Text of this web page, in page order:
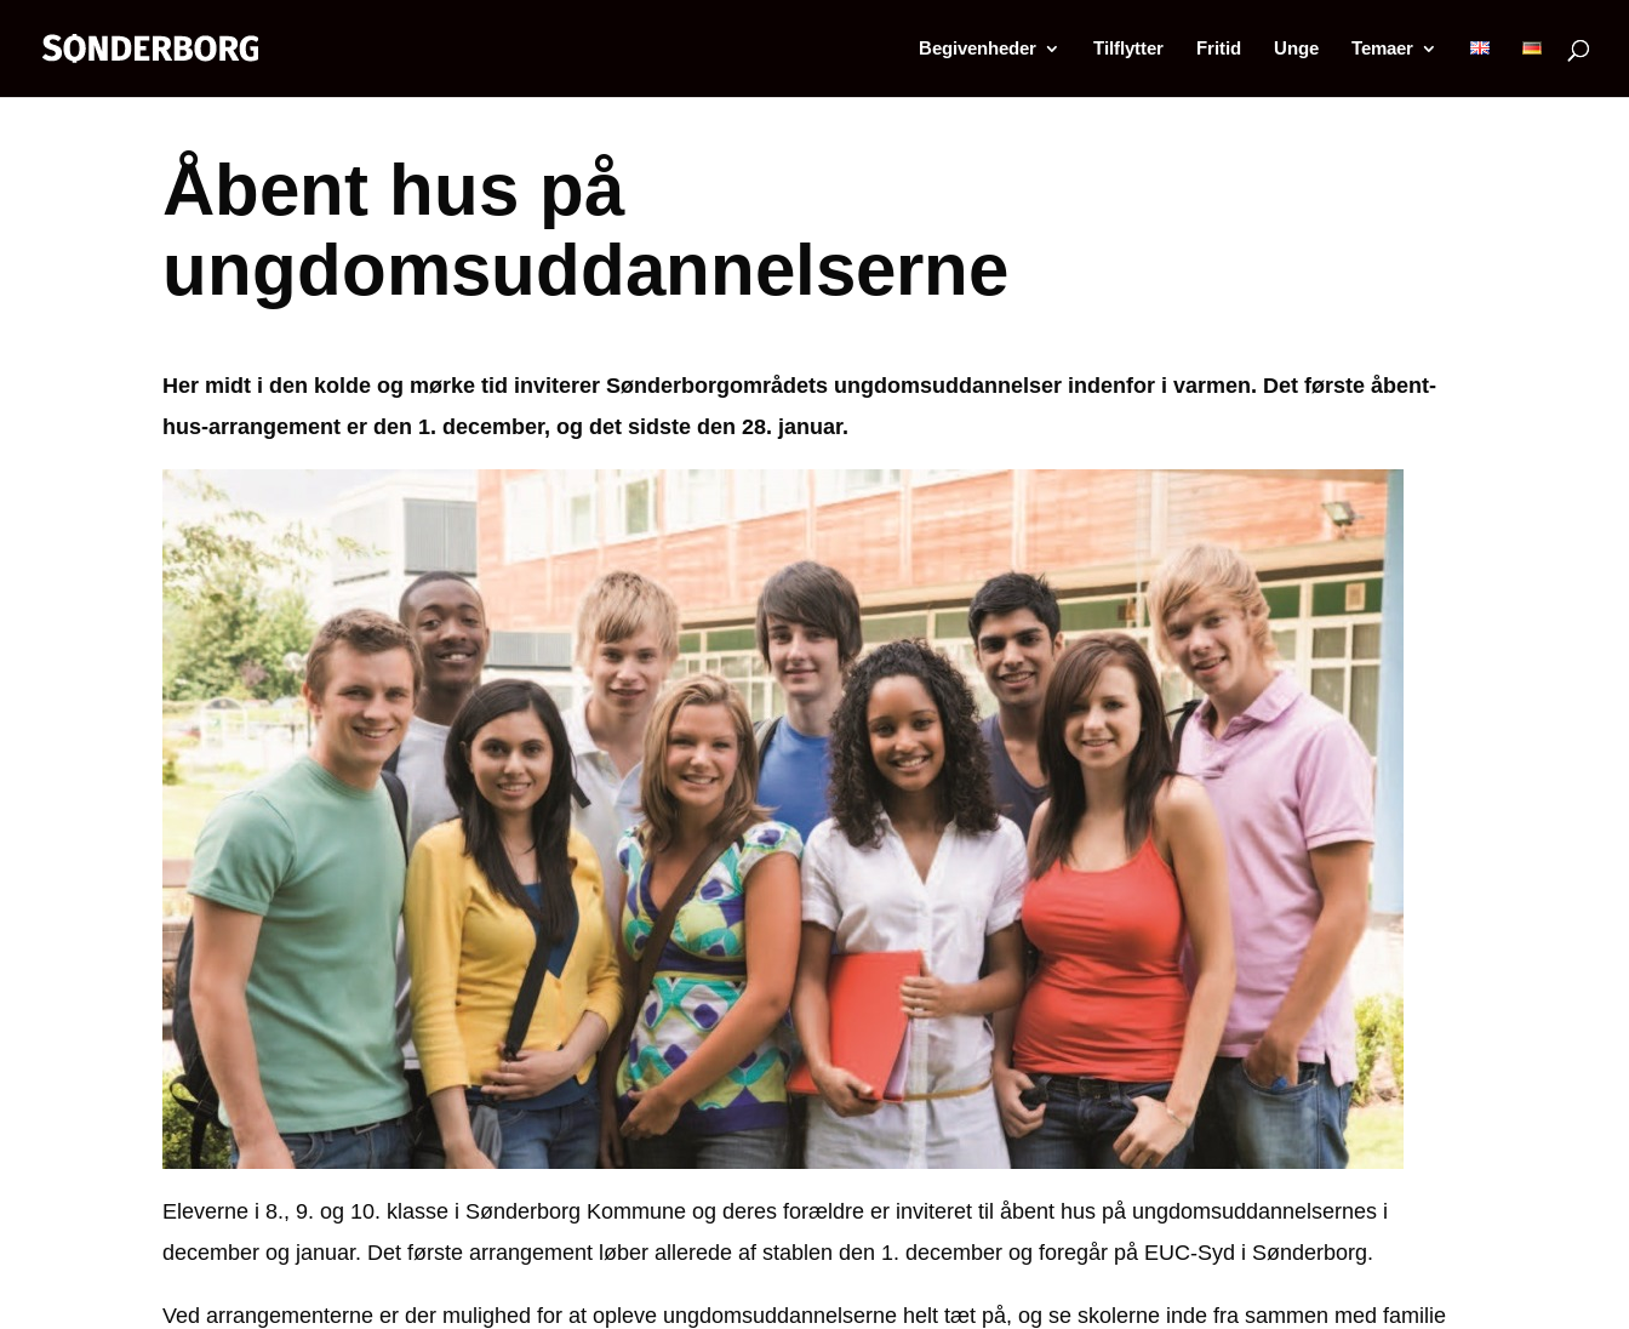
Begivenheder Tilflytter Fritid Unge Temaer
Åbent hus på
ungdomsuddannelserne
Her midt i den kolde og mørke tid inviterer Sønderborgområdets ungdomsuddannelser indenfor i varmen. Det første åbent-
hus-arrangement er den 1. december, og det sidste den 28. januar.
Eleverne i 8., 9. og 10. klasse i Sønderborg Kommune og deres forældre er inviteret til åbent hus på ungdomsuddannelsernes i
december og januar. Det første arrangement løber allerede af stablen den 1. december og foregår på EUC-Syd i Sønderborg.
Ved arrangementerne er der mulighed for at opleve ungdomsuddannelserne helt tæt på, og se skolerne inde fra sammen med familie